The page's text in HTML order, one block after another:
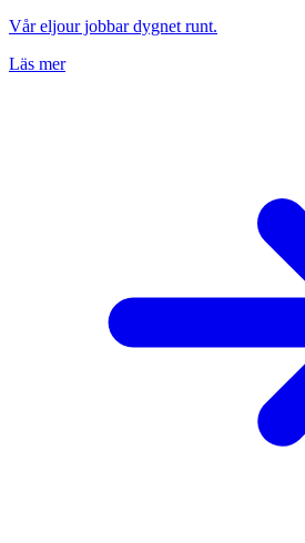
Vår eljour jobbar dygnet runt.
Läs mer